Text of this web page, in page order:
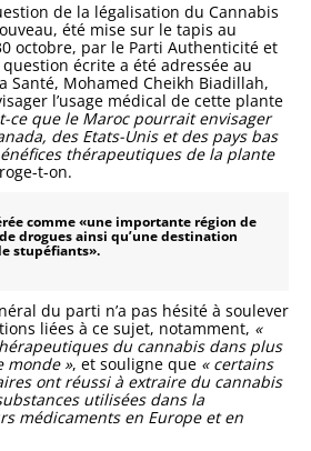
de la légalisation du Cannabis
été mise sur le tapis au
oc­tobre, par le Parti Authenticité et
écrite a été adressée au
Santé, Mohamed Cheikh Biadillah,
l’usage médical de cette plante
ce que le Maroc pourrait envisager
des Etats-Unis et des pays bas
théra­peutiques de la plante
t-on.
comme «une importante région de
drogues ainsi qu’une destination
stupéfiants».
du parti n’a pas hésité à soulever
liées à ce sujet, notamment, «
du cannabis dans plus
monde », et souligne que « certains
ont réussi à extraire du cannabis
utilisées dans la
médicaments en Europe et en